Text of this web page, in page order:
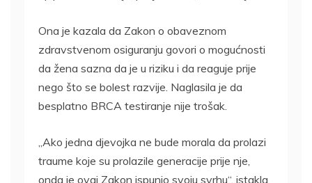
Ona je kazala da Zakon o obaveznom
zdravstvenom osiguranju govori o mogućnosti
da žena sazna da je u riziku i da reaguje prije
nego što se bolest razvije. Naglasila je da
besplatno BRCA testiranje nije trošak.
„Ako jedna djevojka ne bude morala da prolazi
traume koje su prolazile generacije prije nje,
onda je ovaj Zakon ispunio svoju svrhu“, istakla